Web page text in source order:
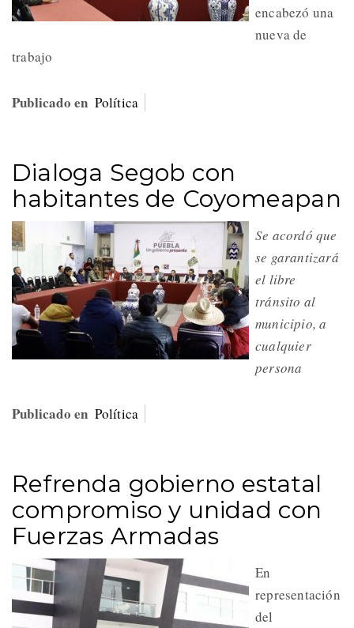
encabezó una
nueva de
trabajo
Publicado en Política
Dialoga Segob con
habitantes de Coyomeapan
Se acordó que
se garantizará
el libre
tránsito al
municipio, a
cualquier
persona
Publicado en Política
Refrenda gobierno estatal
compromiso y unidad con
Fuerzas Armadas
En
representación
del